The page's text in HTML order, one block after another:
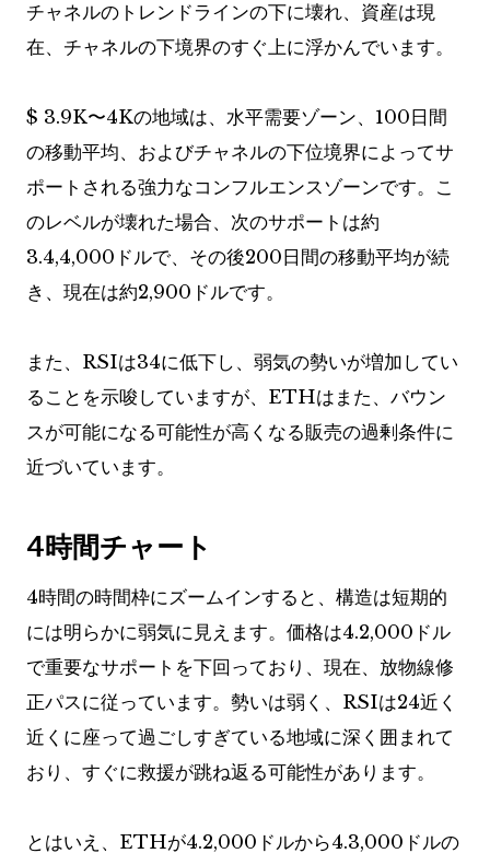
チャネルのトレンドラインの下に壊れ、資産は現
在、チャネルの下境界のすぐ上に浮かんでいます。
$ 3.9K〜4Kの地域は、水平需要ゾーン、100日間
の移動平均、およびチャネルの下位境界によってサ
ポートされる強力なコンフルエンスゾーンです。こ
のレベルが壊れた場合、次のサポートは約
3.4,4,000ドルで、その後200日間の移動平均が続
き、現在は約2,900ドルです。
また、RSIは34に低下し、弱気の勢いが増加してい
ることを示唆していますが、ETHはまた、バウン
スが可能になる可能性が高くなる販売の過剰条件に
近づいています。
4時間チャート
4時間の時間枠にズームインすると、構造は短期的
には明らかに弱気に見えます。価格は4.2,000ドル
で重要なサポートを下回っており、現在、放物線修
正パスに従っています。勢いは弱く、RSIは24近く
近くに座って過ごしすぎている地域に深く囲まれて
おり、すぐに救援が跳ね返る可能性があります。
とはいえ、ETHが4.2,000ドルから4.3,000ドルの